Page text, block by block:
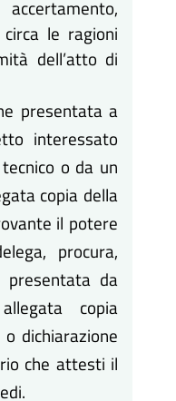
le ragioni
dell’atto di
presentata a
interessato
o da un
copia della
il potere
procura,
da
copia
dichiarazione
che attesti il